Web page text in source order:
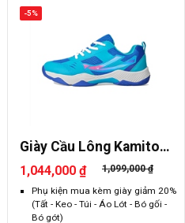
Giày Cầu Lông Kamito
Galaxy
1,044,000 ₫ 1,099,000 ₫
-5%
Phụ kiện mua kèm giày giảm 20%
(Tất - Keo - Túi - Áo Lót - Bó gối -
Bó gót)